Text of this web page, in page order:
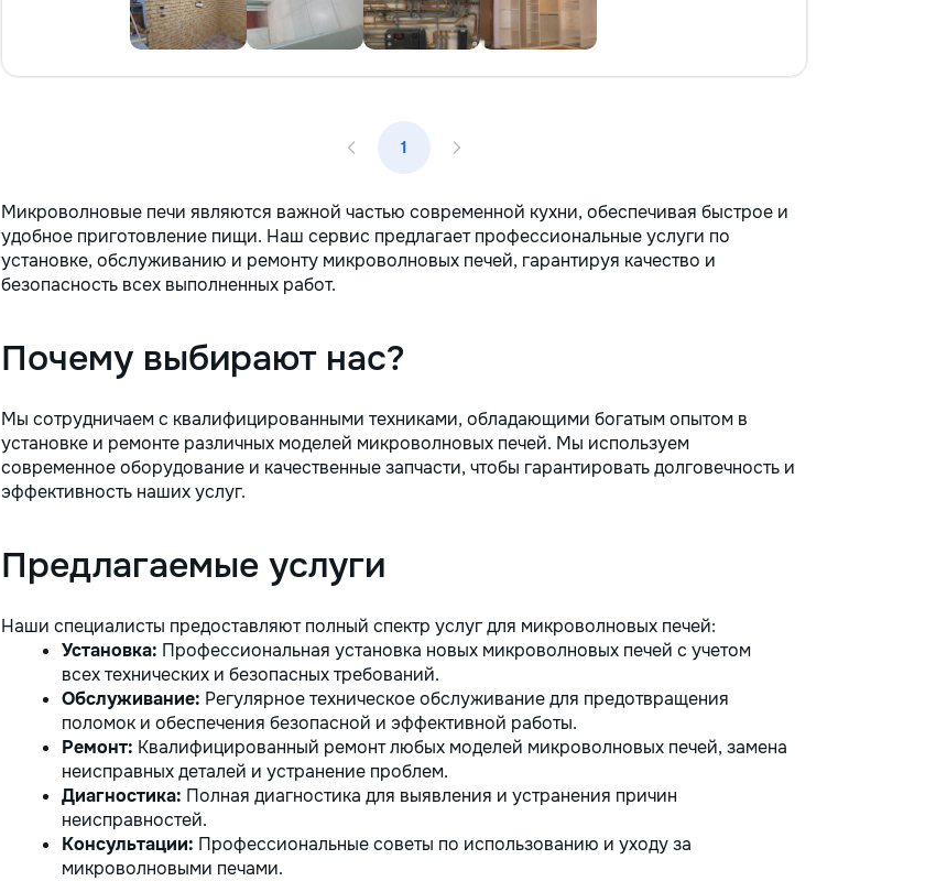
1
Микроволновые печи являются важной частью современной кухни, обеспечивая быстрое и
удобное приготовление пищи. Наш сервис предлагает профессиональные услуги по
установке, обслуживанию и ремонту микроволновых печей, гарантируя качество и
безопасность всех выполненных работ.
Почему выбирают нас?
Мы сотрудничаем с квалифицированными техниками, обладающими богатым опытом в
установке и ремонте различных моделей микроволновых печей. Мы используем
современное оборудование и качественные запчасти, чтобы гарантировать долговечность и
эффективность наших услуг.
Предлагаемые услуги
Наши специалисты предоставляют полный спектр услуг для микроволновых печей:
Установка: Профессиональная установка новых микроволновых печей с учетом
всех технических и безопасных требований.
Обслуживание: Регулярное техническое обслуживание для предотвращения
поломок и обеспечения безопасной и эффективной работы.
Ремонт: Квалифицированный ремонт любых моделей микроволновых печей, замена
неисправных деталей и устранение проблем.
Диагностика: Полная диагностика для выявления и устранения причин
неисправностей.
Консультации: Профессиональные советы по использованию и уходу за
микроволновыми печами.